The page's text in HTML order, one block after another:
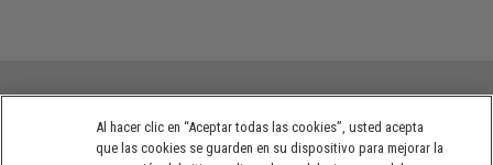
Políticas de privacidad de NESTLÉ® Colombia Términos de uso
Al hacer clic en “Aceptar todas las cookies”, usted acepta
que las cookies se guarden en su dispositivo para mejorar la